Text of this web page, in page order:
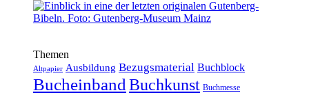
Themen
Altpapier Ausbildung Bezugsmaterial Buchblock
BucheinbandBuchkunst Buchmesse